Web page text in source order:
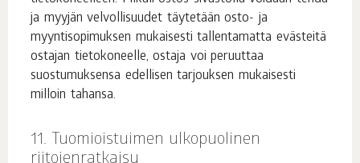
ja myyjän velvollisuudet täytetään osto- ja
myyntisopimuksen mukaisesti tallentamatta evästeitä
ostajan tietokoneelle, ostaja voi peruuttaa
suostumuksensa edellisen tarjouksen mukaisesti
milloin tahansa.
Tuomioistuimen ulkopuolinen